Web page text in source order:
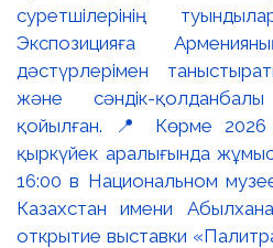
суретшілерінің
Экспозицияға
дәстүрлерімен
және сәндік-
қойылған. 📍 Көрме
қыркүйек аралығында
16:00 в Национальном
Казахстан имени
открытие выставки